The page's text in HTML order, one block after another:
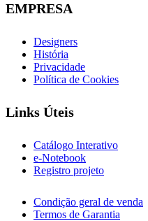
EMPRESA
Designers
História
Privacidade
Política de Cookies
Links Úteis
Catálogo Interativo
e-Notebook
Registro projeto
Condição geral de venda
Termos de Garantia